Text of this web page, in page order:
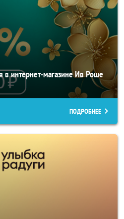
интернет-магазине Ив Роше
ПОДРОБНЕЕ